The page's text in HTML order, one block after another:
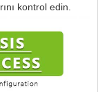
kontrol edin.